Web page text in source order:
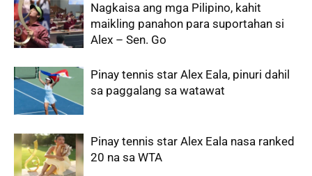
Nagkaisa ang mga Pilipino, kahit
maikling panahon para suportahan si
Alex – Sen. Go
Pinay tennis star Alex Eala, pinuri dahil
sa paggalang sa watawat
Pinay tennis star Alex Eala nasa ranked
20 na sa WTA